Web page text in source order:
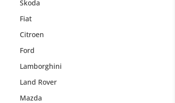
Skoda
Fiat
Citroen
Ford
Lamborghini
Land Rover
Mazda